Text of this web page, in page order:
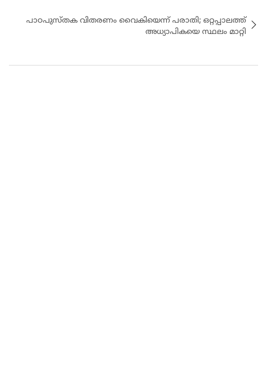
പാഠപുസ്തക വിതരണം വൈകിയെന്ന് പരാതി; ഒറ്റപ്പാലത്ത്
അധ്യാപികയെ സ്ഥലം മാറ്റി